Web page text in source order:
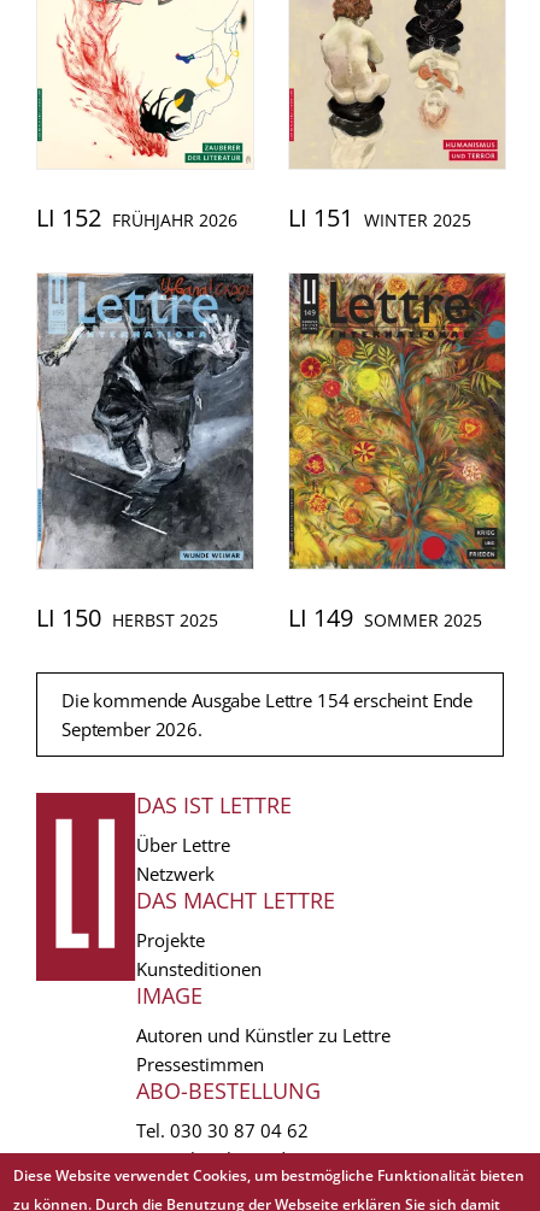
LI 152 FRÜHJAHR 2026 LI 151 WINTER 2025
LI 150 HERBST 2025 LI 149 SOMMER 2025
Die kommende Ausgabe Lettre 154 erscheint Ende
September 2026.
FUSSZEILE
DAS IST LETTRE
Über Lettre
Netzwerk
DAS MACHT LETTRE
Projekte
Kunsteditionen
IMAGE
Autoren und Künstler zu Lettre
Pressestimmen
ABO-BESTELLUNG
Tel. 030 30 87 04 62
vertrieb(at)lettre.de
Diese Website verwendet Cookies, um bestmögliche Funktionalität bieten
zu können. Durch die Benutzung der Webseite erklären Sie sich damit